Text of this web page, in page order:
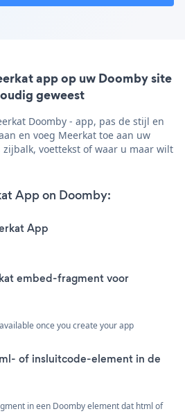
app op uw Doomby site
geweest
Doomby - app, pas de stijl en
en voeg Meerkat toe aan uw
voettekst of waar u maar wilt
App on Doomby:
App
embed-fragment voor
once you create your app
of insluitcode-element in de
in een Doomby element dat html of